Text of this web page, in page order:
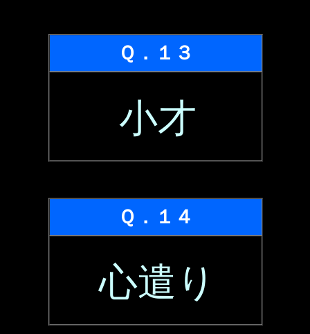
Ｑ．１３
小才
Ｑ．１４
心遣り